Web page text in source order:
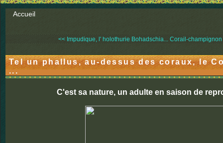
Accueil
<< Impudique, l' holothurie Bohadschia... Corail-champignon
Tel un phallus, au-dessus des coraux, le
...
C'est sa nature, un adulte en saison de